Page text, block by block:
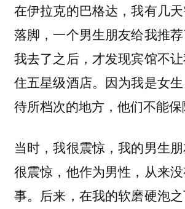
在伊拉克的巴格达，我有几
落脚，一个男生朋友给我推荐
我去了之后，才发现宾馆不
住五星级酒店。因为我是女
待所档次的地方，他们不能保
当时，我很震惊，我的男生
很震惊，他作为男性，从来
事。后来，在我的软磨硬泡